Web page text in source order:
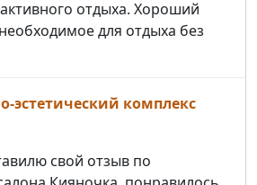
отдыха. Хороший
для отдыха без
эстетический комплекс
свой отзыв по